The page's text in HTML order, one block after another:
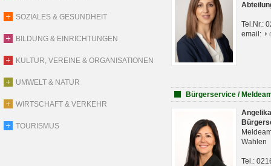
SOZIALES & GESUNDHEIT
BILDUNG & EINRICHTUNGEN
KULTUR, VEREINE & ORGANISATIONEN
UMWELT & NATUR
WIRTSCHAFT & VERKEHR
TOURISMUS
Tel.Nr.:
email:
Bürgerservice /
Wahlen
Tel.: